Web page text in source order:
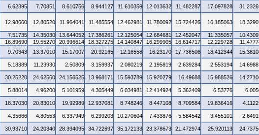
6.62395 7.70851 8.610756 8.944127 11.610359 12.013632 11.482287 17.097828
12.98660 12.80520 11.964041 11.485554 12.462981 11.780092 15.724426 16.185063
7.51735 14.35030 13.644052 17.386261 12.125054 12.684681 12.452047 11.335057
16.89690 19.55270 20.996614 18.327275 14.140847 16.299905 16.614717 12.229728
9.70343 13.37010 15.17007 20.92165 12.16558 16.23170 17.736506 18.412344
5.18389 11.23930 2.50809 3.159937 2.080219 2.195819 2.639284 2.553194
30.25220 24.62560 24.156525 13.968171 15.593789 15.920279 16.49688 15.988526
5.88014 4.96200 5.101959 4.305449 6.034981 12.414924 5.362409 6.53776
18.37030 20.83010 19.92989 12.937081 8.748246 8.447108 8.709584 19.836416
4.35666 4.80553 6.337949 6.299203 10.270604 7.433876 5.584542 3.455101
30.93710 24.20340 28.394095 34.722697 35.172133 23.378673 21.472974 25.920113